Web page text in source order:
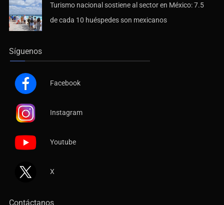
Turismo nacional sostiene al sector en México: 7.5
de cada 10 huéspedes son mexicanos
Síguenos
Facebook
Instagram
Youtube
X
Contáctanos